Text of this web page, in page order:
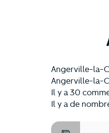
Angerville-la-
Angerville-la-
Il y a 30
Il y a de